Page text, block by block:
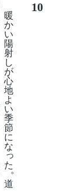
10
暖
か
い
陽
射
し
が
心
地
よ
い
季
節
に
な
っ
た。
道